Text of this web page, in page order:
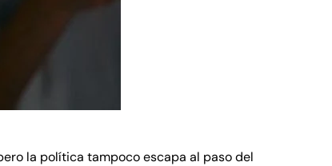
la política tampoco escapa al paso del